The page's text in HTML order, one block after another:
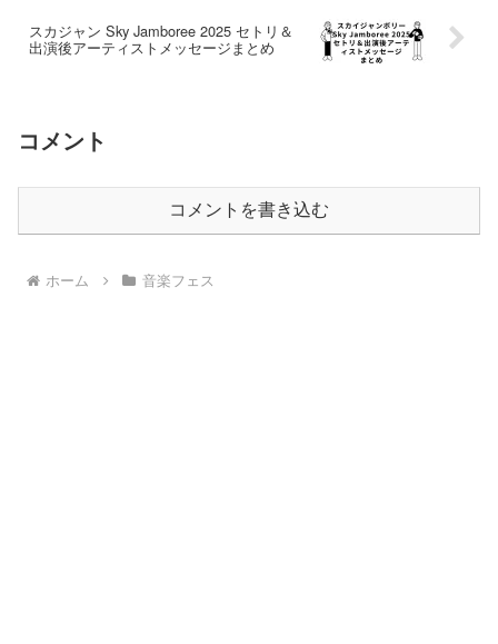
スカジャン Sky Jamboree 2025 セトリ＆
出演後アーティストメッセージまとめ
コメント
コメントを書き込む
ホーム 音楽フェス